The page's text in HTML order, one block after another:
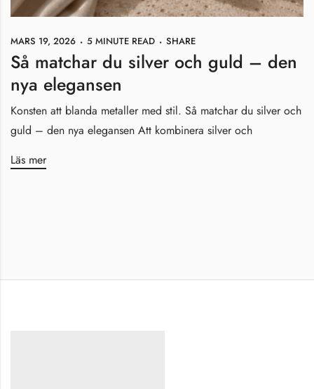
MARS 19, 2026 5 MINUTE READ SHARE
Så matchar du silver och guld – den
nya elegansen
Konsten att blanda metaller med stil. Så matchar du silver och
guld – den nya elegansen Att kombinera silver och
Läs mer